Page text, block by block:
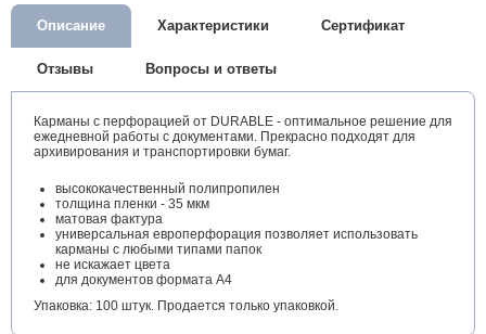
Описание Характеристики Сертификат
Отзывы Вопросы и ответы
Карманы с перфорацией от DURABLE - оптимальное решение для
ежедневной работы с документами. Прекрасно подходят для
архивирования и транспортировки бумаг.
высококачественный полипропилен
толщина пленки - 35 мкм
матовая фактура
универсальная европерфорация позволяет использовать
карманы с любыми типами папок
не искажает цвета
для документов формата А4
Упаковка: 100 штук. Продается только упаковкой.